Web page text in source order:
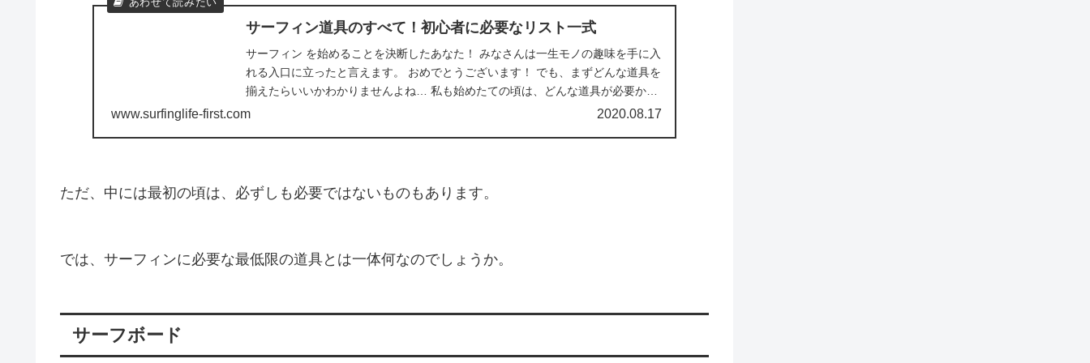
サーフィン道具のすべて！初心者に必要なリスト一式
サーフィン を始めることを決断したあなた！ みなさんは一生モノの趣味を手に入
れる入口に立ったと言えます。 おめでとうございます！ でも、まずどんな道具を
揃えたらいいかわかりませんよね… 私も始めたての頃は、どんな道具が必要かわ
からず、現地の...
www.surfinglife-first.com 2020.08.17
ただ、中には最初の頃は、必ずしも必要ではないものもあります。
では、サーフィンに必要な最低限の道具とは一体何なのでしょうか。
サーフボード